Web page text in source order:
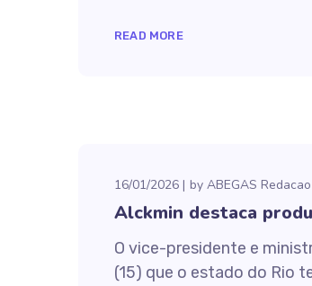
READ MORE
16/01/2026 by ABEGAS Redacao
Alckmin destaca
O vice-presidente e
(15) que o estado do Rio